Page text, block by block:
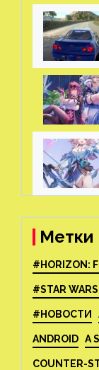
Метки
#HORIZON:
#STAR
#НОВОСТИ
ANDROID A
COUNTER-